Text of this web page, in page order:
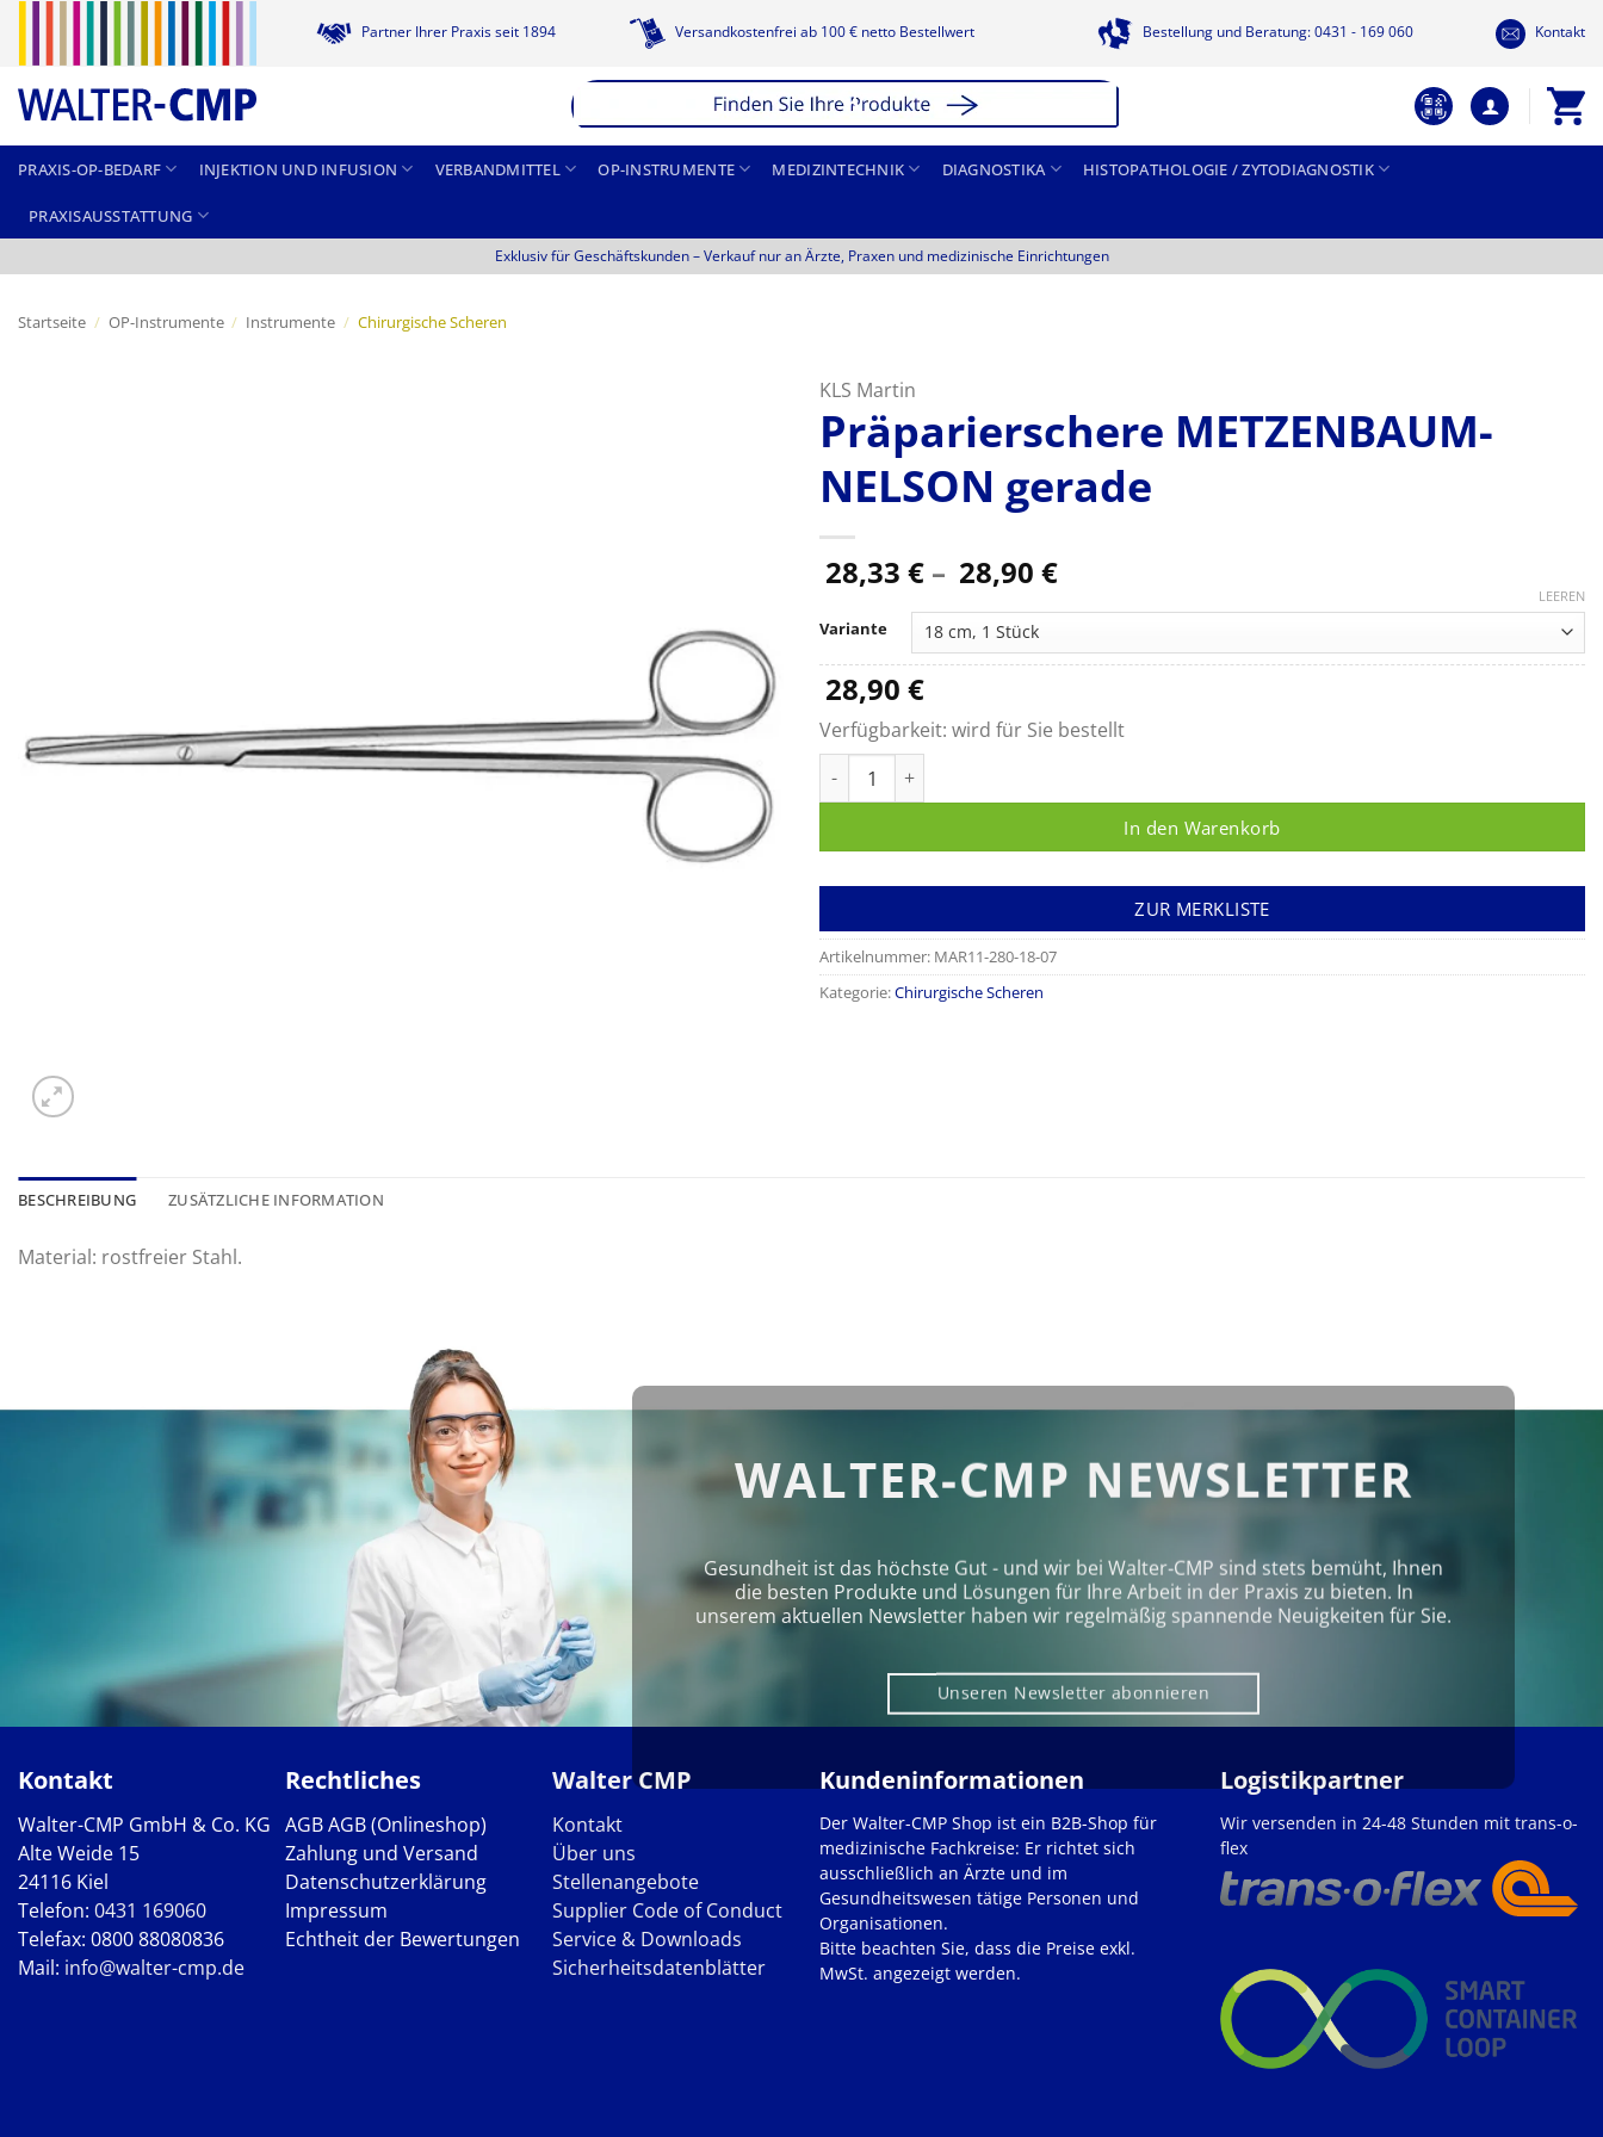
springen
Partner Ihrer Praxis seit 1894 Versandkostenfrei ab 100 € netto Bestellwert Bestellung und Beratung: 0431 - 169 060 Kontakt
PRAXIS-OP-BEDARF INJEKTION UND INFUSION VERBANDMITTEL OP-INSTRUMENTE MEDIZINTECHNIK DIAGNOSTIKA HISTOPATHOLOGIE / ZYTODIAGNOSTIK
PRAXISAUSSTATTUNG
Exklusiv für Geschäftskunden –Verkauf nur an Ärzte, Praxen und medizinische Einrichtungen
Startseite / OP-Instrumente / Instrumente / Chirurgische Scheren
KLS Martin
Präparierschere METZENBAUM-
NELSON gerade
28,33 € – 28,90 €Preisspanne:
28,90 €
Variante
LEEREN
28,90 €
Verfügbarkeit: wird für Sie bestellt
In den Warenkorb
ZUR MERKLISTE
Artikelnummer: MAR11-280-18-07
Kategorie:Chirurgische Scheren
BESCHREIBUNG ZUSÄTZLICHE INFORMATION
Material: rostfreier Stahl.
WALTER-CMP NEWSLETTER
Gesundheit ist das höchste Gut - und wir bei Walter‑CMP sind stets bemüht, Ihnen
die besten Produkte und Lösungen für Ihre Arbeit in der Praxis zu bieten. In
unserem aktuellen Newsletter haben wir regelmäßig spannende Neuigkeiten für Sie.
Unseren Newsletter abonnieren
Kontakt
Walter-CMP GmbH & Co. KG
Alte Weide 15
24116 Kiel
Telefon: 0431 169060
Telefax: 0800 88080836
Mail: info@walter-cmp.de
Rechtliches
AGBAGB (Onlineshop)
Zahlung und Versand
Datenschutzerklärung
Impressum
Echtheit der Bewertungen
Walter CMP
Kontakt
Über uns
Stellenangebote
Supplier Code of Conduct
Service & Downloads
Sicherheitsdatenblätter
Kundeninformationen
Der Walter-CMP Shop ist ein B2B-Shop für
medizinische Fachkreise: Er richtet sich
ausschließlich an Ärzte und im
Gesundheitswesen tätige Personen und
Organisationen.
Bitte beachten Sie, dass die Preise exkl.
MwSt. angezeigt werden.
Logistikpartner
Wir versenden in 24-48 Stunden mit trans-o-
flex